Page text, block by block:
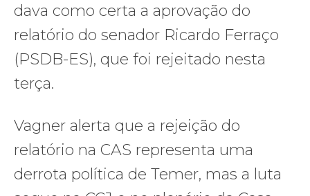
dava como certa a aprovação do
relatório do senador Ricardo Ferraço
(PSDB-ES), que foi rejeitado nesta
terça.
Vagner alerta que a rejeição do
relatório na CAS representa uma
derrota política de Temer, mas a luta